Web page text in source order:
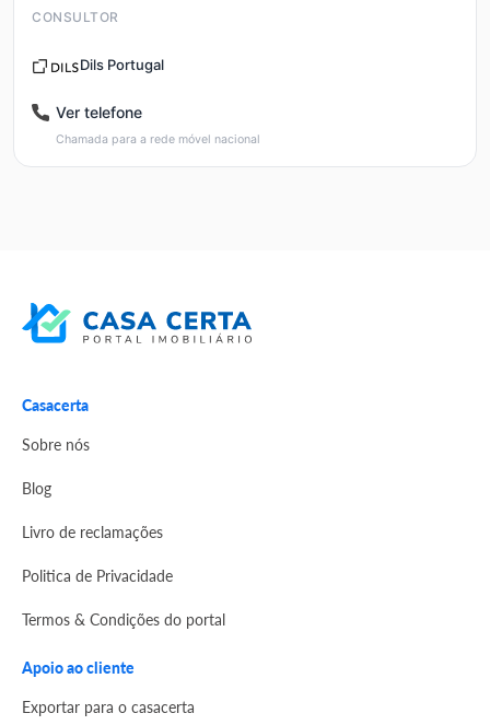
CONSULTOR
Dils Portugal
Ver telefone
Chamada para a rede móvel nacional
Casacerta
Sobre nós
Blog
Livro de reclamações
Politica de Privacidade
Termos & Condições do portal
Apoio ao cliente
Exportar para o casacerta